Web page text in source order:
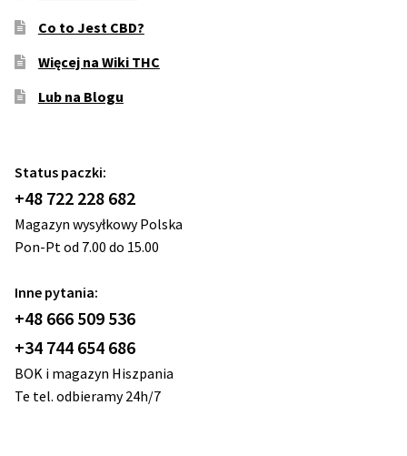
Co to Jest CBD?
Więcej na Wiki THC
Lub na Blogu
Status paczki:
+48 722 228 682
Magazyn wysyłkowy Polska
Pon-Pt od 7.00 do 15.00
Inne pytania:
+48 666 509 536
+34 744 654 686
BOK i magazyn Hiszpania
Te tel. odbieramy 24h/7